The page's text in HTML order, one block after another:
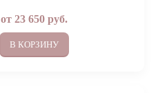
от23 650 руб.
В КОРЗИНУ